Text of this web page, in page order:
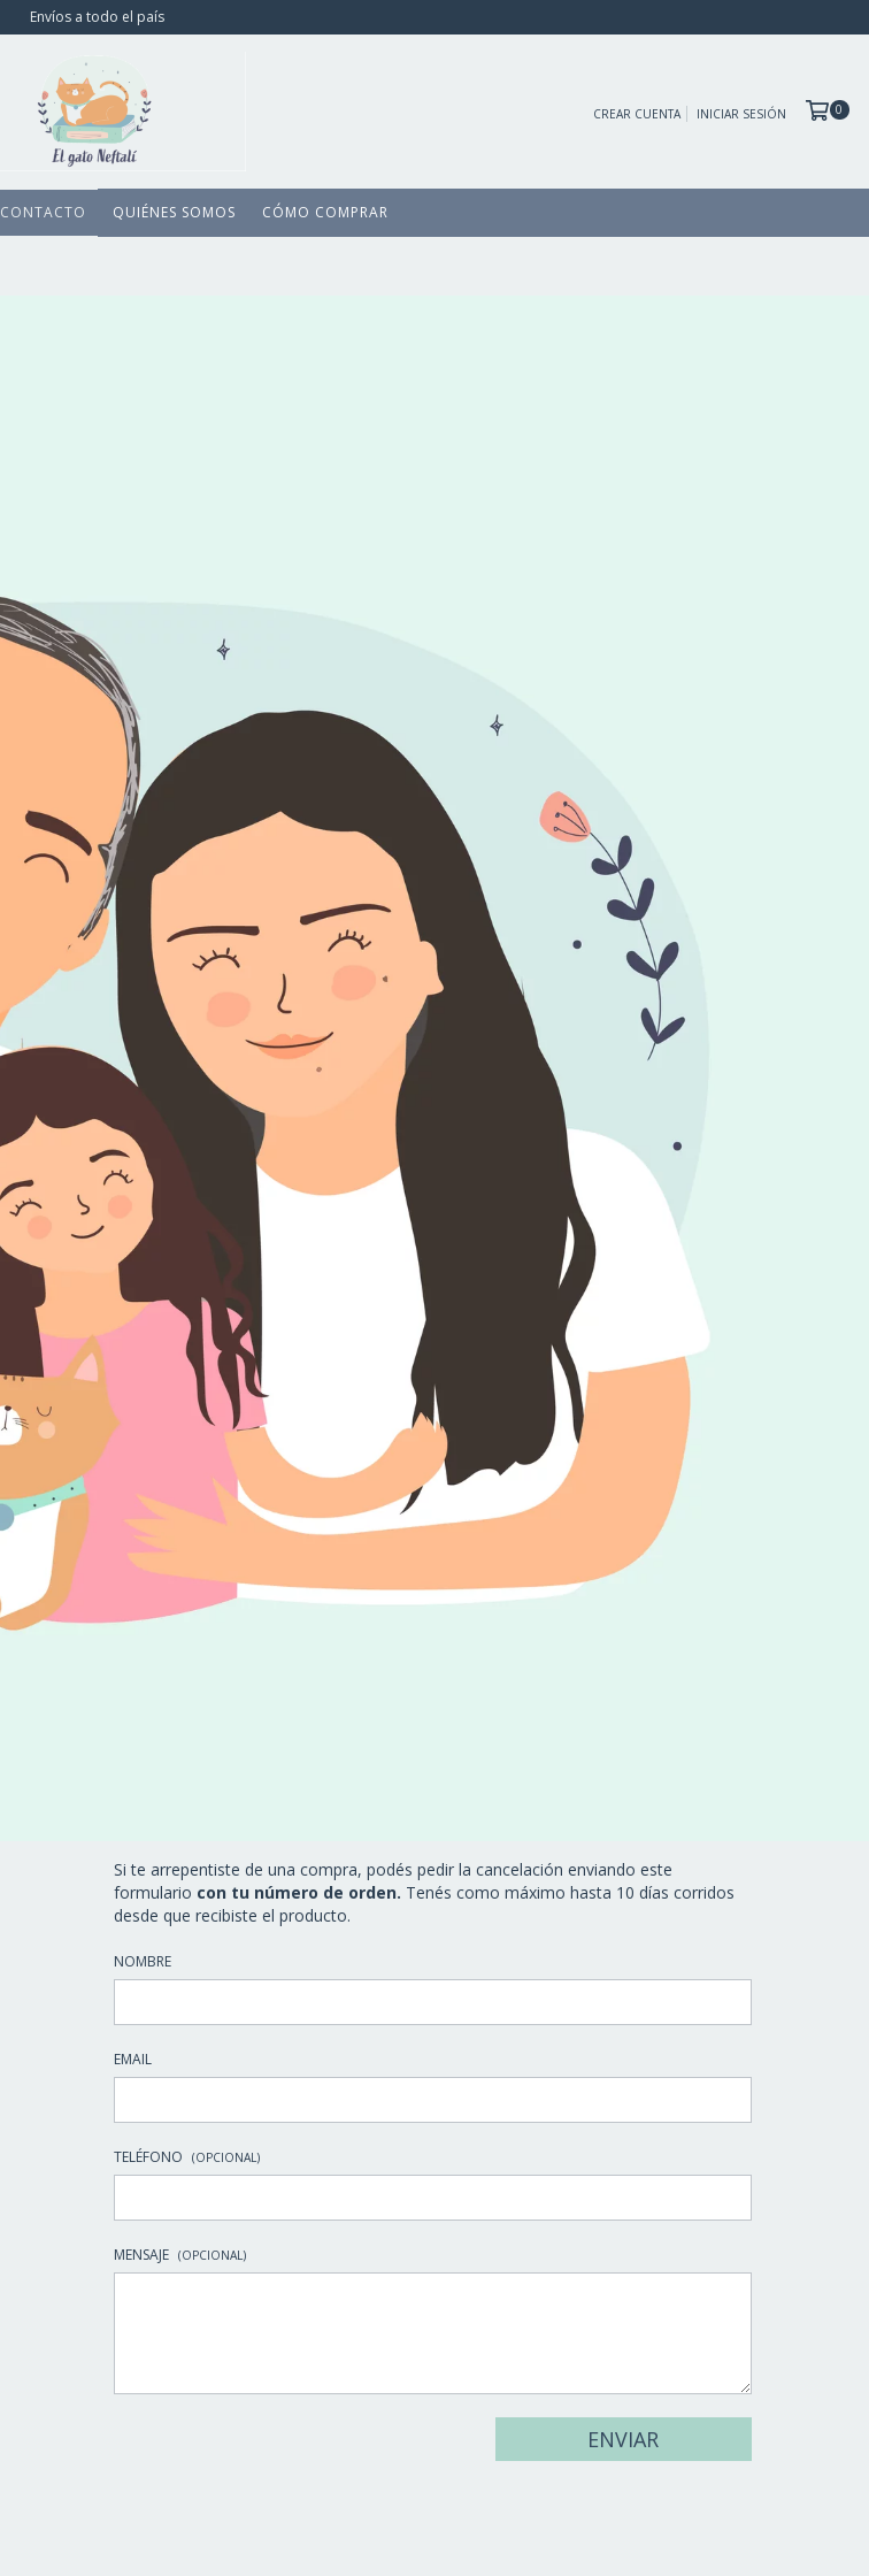
Envíos a todo el país
CREAR CUENTA INICIAR SESIÓN 0
CONTACTO QUIÉNES SOMOS CÓMO COMPRAR
Si te arrepentiste de una compra, podés pedir la cancelación enviando este
formulario con tu número de orden. Tenés como máximo hasta 10 días corridos
desde que recibiste el producto.
NOMBRE
EMAIL
TELÉFONO (OPCIONAL)
MENSAJE (OPCIONAL)